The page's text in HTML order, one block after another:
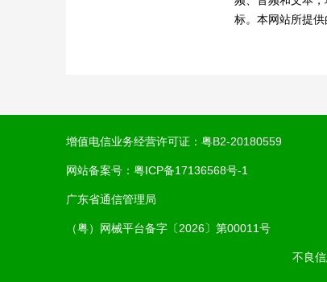
标。本网站所提供
增值电信业务经营许可证： 粤B2-20180559
网站备案号： 粤ICP备17136568号-1
广东省通信管理局
（粤）网械平台备字〔2026〕第00011号
不良